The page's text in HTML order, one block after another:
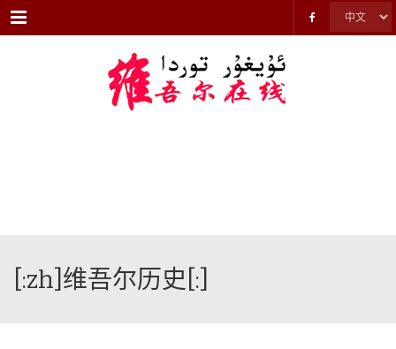
Menu
[:zh]维吾尔历史[:]